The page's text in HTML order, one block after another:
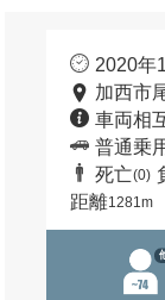
2020年
加西市
車両相
普通乗
死亡(0)
距離1281m